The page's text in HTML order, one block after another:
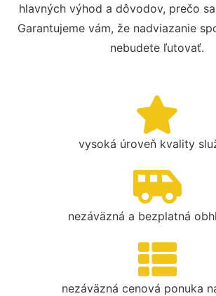
hlavných výhod a dôvodov, prečo
Garantujeme vám, že nadviazanie
nebudete ľutovať.
vysoká úroveň kvality
nezáväzná a bezplatná
nezáväzná cenová ponuka